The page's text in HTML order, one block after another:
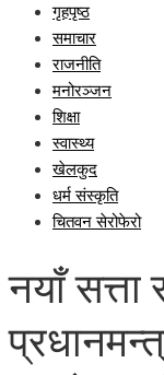
गृहपृष्ठ
समाचार
राजनीति
मनोरञ्जन
शिक्षा
स्वास्थ्य
खेलकुद
धर्म संस्कृति
चितवन सेरोफेरो
नयाँ सत्ता